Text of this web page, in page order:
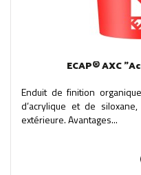
ECAP® AXC
Enduit de finition
d’acrylique et de
extérieure. Avantages...